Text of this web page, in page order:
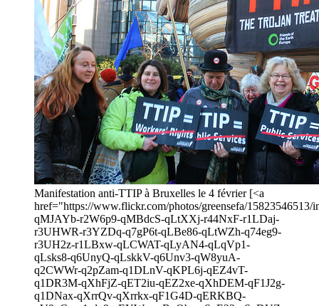
Manifestation anti-TTIP à Bruxelles le 4 février [<a
href="https://www.flickr.com/photos/greensefa/15823546513/
qMJAYb-r2W6p9-qMBdcS-qLtXXj-r44NxF-r1LDaj-
r3UHWR-r3YZDq-q7gP6t-qLBe86-qLtWZh-q74eg9-
r3UH2z-r1LBxw-qLCWAT-qLyAN4-qLqVp1-
qLsks8-q6UnyQ-qLskkV-q6Unv3-qW8yuA-
q2CWWr-q2pZam-q1DLnV-qKPL6j-qEZ4vT-
q1DR3M-qXhFjZ-qET2iu-qEZ2xe-qXhDEM-qF1J2g-
q1DNax-qXrrQv-qXrrkx-qF1G4D-qERKBQ-